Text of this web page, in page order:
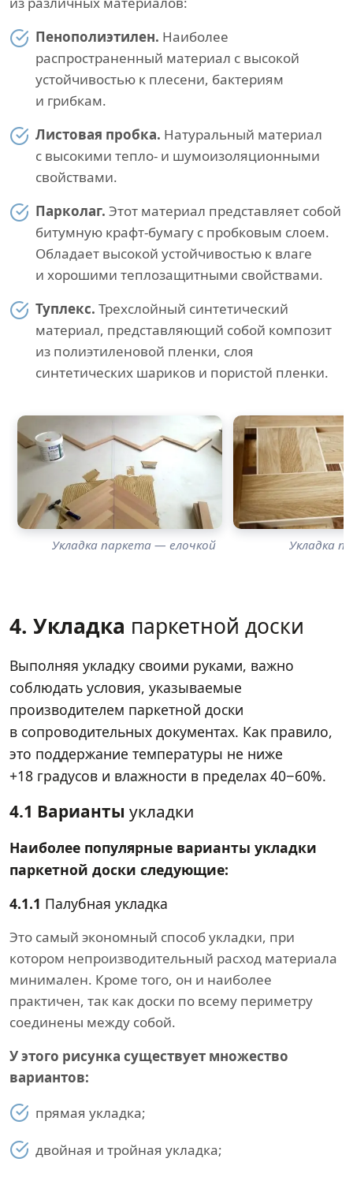
Пенополиэтилен. Наиболее
распространенный материал с высокой
устойчивостью к плесени, бактериям
и грибкам.
Листовая пробка. Натуральный материал
с высокими тепло- и шумоизоляционными
свойствами.
Парколаг. Этот материал представляет собой
битумную крафт-бумагу с пробковым слоем.
Обладает высокой устойчивостью к влаге
и хорошими теплозащитными свойствами.
Туплекс. Трехслойный синтетический
материал, представляющий собой композит
из полиэтиленовой пленки, слоя
синтетических шариков и пористой пленки.
Укладка паркета — елочкой Укладка
4. Укладка паркетной доски
Выполняя укладку своими руками, важно
соблюдать условия, указываемые
производителем паркетной доски
в сопроводительных документах. Как правило,
это поддержание температуры не ниже
+18 градусов и влажности в пределах 40−60%.
4.1 Варианты укладки
Наиболее популярные варианты укладки
паркетной доски следующие:
4.1.1 Палубная укладка
Это самый экономный способ укладки, при
котором непроизводительный расход материала
минимален. Кроме того, он и наиболее
практичен, так как доски по всему периметру
соединены между собой.
У этого рисунка существует множество
вариантов:
прямая укладка;
двойная и тройная укладка;